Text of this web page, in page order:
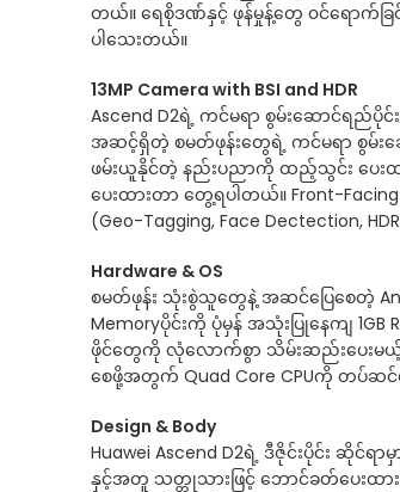
တယ်။ ရေစိုဒဏ်နှင့် ဖုန်မှုန့်တွေ ၀င်ရောက်ခြ
ပါသေးတယ်။
13MP Camera with BSI and HDR
Ascend D2ရဲ့ ကင်မရာ စွမ်းဆောင်ရည်
အဆင့်ရှိတဲ့ စမတ်ဖုန်းတွေရဲ့ ကင်မရာ စွမ်းဆ
ဖမ်းယူနိုင်တဲ့ နည်းပညာကို ထည့်သွင်း ပေးထာ
ပေးထားတာ တွေ့ရပါတယ်။ Front-
(Geo-Tagging, Face Dectection,
Hardware & OS
စမတ်ဖုန်း သုံးစွဲသူတွေနဲ့ အဆင်ပြေစေတဲ့
Memoryပိုင်းကို ပုံမှန် အသုံးပြုနေကျ
ဖိုင်တွေကို လုံလောက်စွာ သိမ်းဆည်းပေးမယ့်
စေဖို့အတွက် Quad Core CPUကို တပ်ဆင်ပေ
Design & Body
Huawei Ascend D2ရဲ့ ဒီဇိုင်းပိုင်း
နှင့်အတူ သတ္တုသားဖြင့် ဘောင်ခတ်ပေးထာ